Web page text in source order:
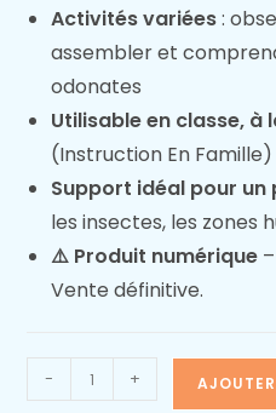
Activités variées:
assembler et
odonates
Utilisable en classe, à
(Instruction En Famille)
Support idéal pour
les insectes, les zones
⚠️ Produit numérique
Vente définitive.
- +